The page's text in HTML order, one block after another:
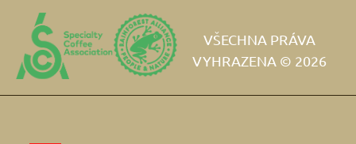
VŠECHNA PRÁVA
VYHRAZENA © 2026